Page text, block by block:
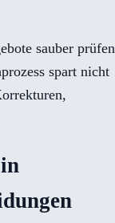
sauber prüfen
spart nicht